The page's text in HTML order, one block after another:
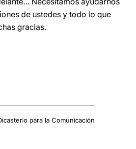
de ustedes y todo lo que
gracias.
para la Comunicación